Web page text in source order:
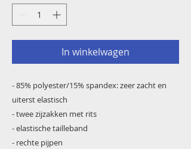
In winkelwagen
- 85% polyester/15% spandex: zeer zacht en
uiterst elastisch
- twee zijzakken met rits
- elastische tailleband
- rechte pijpen